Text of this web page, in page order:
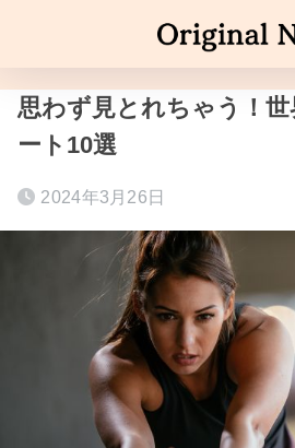
思わず見とれちゃう！世
ート10選
2024年3月26日